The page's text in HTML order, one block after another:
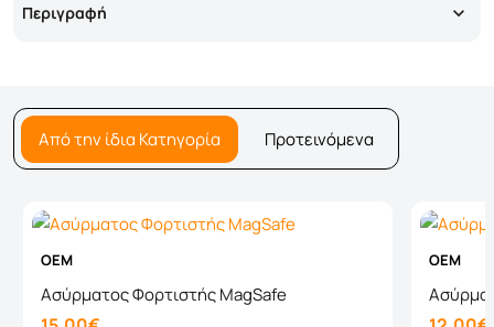
Περιγραφή
Από την ίδια Κατηγορία Προτεινόμενα
OEM
Ασύρματος Φορτιστής MagSafe
OEM